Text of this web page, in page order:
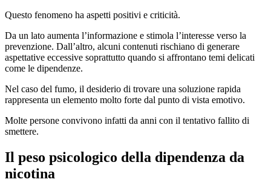
Questo fenomeno ha aspetti positivi e criticità.
Da un lato aumenta l’informazione e stimola l’interesse verso la
prevenzione. Dall’altro, alcuni contenuti rischiano di generare
aspettative eccessive soprattutto quando si affrontano temi delicati
come le dipendenze.
Nel caso del fumo, il desiderio di trovare una soluzione rapida
rappresenta un elemento molto forte dal punto di vista emotivo.
Molte persone convivono infatti da anni con il tentativo fallito di
smettere.
Il peso psicologico della dipendenza da
nicotina